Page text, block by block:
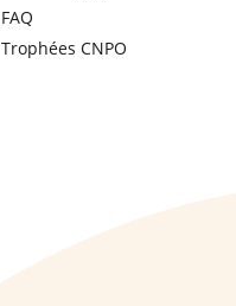
FAQ
Trophées CNPO